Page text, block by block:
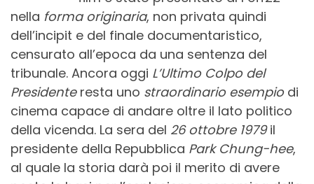
nella forma originaria, non privata quindi
dell’incipit e del finale documentaristico,
censurato all’epoca da una sentenza del
tribunale. Ancora oggi L’Ultimo Colpo del
Presidenteresta uno straordinario esempio di
cinema capace di andare oltre il lato politico
della vicenda. La sera del 26 ottobre 1979il
presidente della Repubblica Park Chung-hee,
al quale la storia darà poi il merito di avere